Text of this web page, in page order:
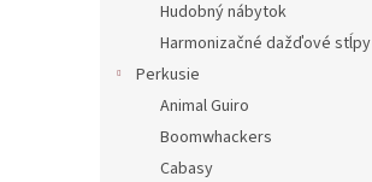
Hudobný nábytok
Harmonizačné dažďové stĺpy
Perkusie
Animal Guiro
Boomwhackers
Cabasy